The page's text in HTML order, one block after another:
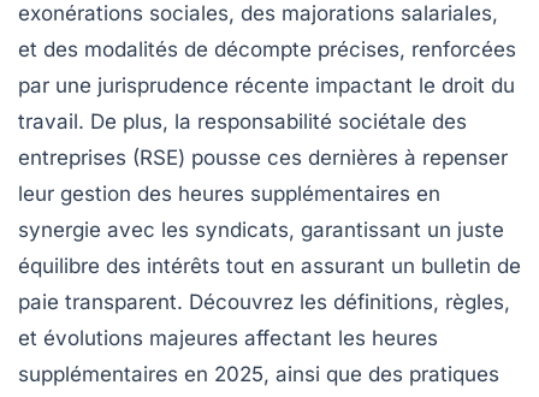
exonérations sociales, des majorations salariales,
et des modalités de décompte précises, renforcées
par une jurisprudence récente impactant le droit du
travail. De plus, la responsabilité sociétale des
entreprises (RSE) pousse ces dernières à repenser
leur gestion des heures supplémentaires en
synergie avec les syndicats, garantissant un juste
équilibre des intérêts tout en assurant un bulletin de
paie transparent. Découvrez les définitions, règles,
et évolutions majeures affectant les heures
supplémentaires en 2025, ainsi que des pratiques